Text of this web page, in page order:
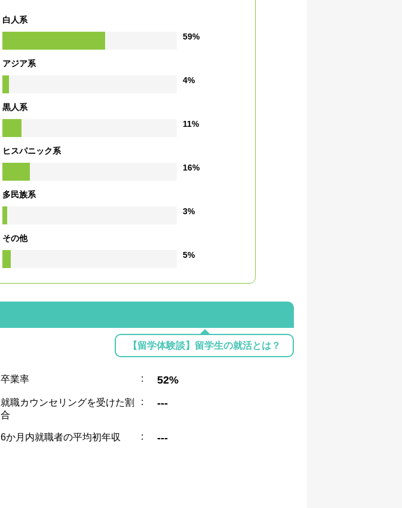
白人系
59%
アジア系
4%
黒人系
11%
ヒスパニック系
16%
多民族系
3%
その他
5%
【留学体験談】留学生の就活とは？
卒業率 : 52%
就職カウンセリングを受けた割
合
: ---
6か月内就職者の平均初年収 : ---